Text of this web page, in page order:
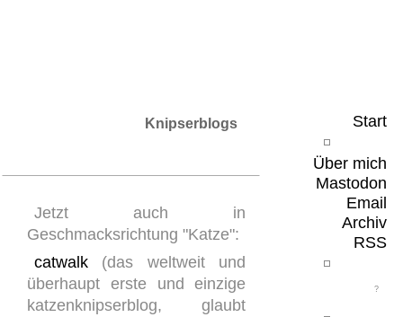
Start
Über mich
Mastodon
Email
Archiv
RSS
Knipserblogs
Jetzt auch in
Geschmacksrichtung "Katze":
catwalk (das weltweit und
überhaupt erste und einzige
katzenknipserblog, glaubt